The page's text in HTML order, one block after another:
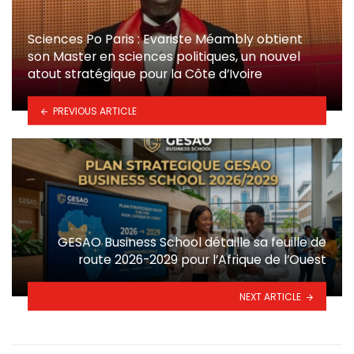
Sciences Po Paris : Evariste Méambly obtient
son Master en sciences politiques, un nouvel
atout stratégique pour la Côte d’Ivoire
PREVIOUS ARTICLE
GESAO Business School détaille sa feuille de
route 2026-2029 pour l’Afrique de l’Ouest
NEXT ARTICLE